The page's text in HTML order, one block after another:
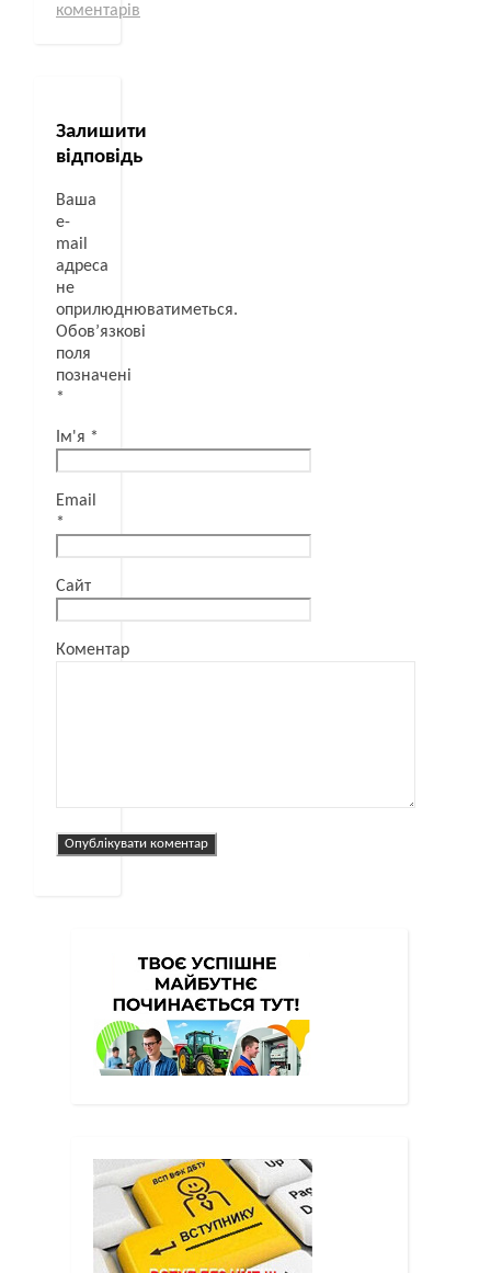
коментарів
Залишити
відповідь
Ваша
e-
mail
адреса
не
оприлюднюватиметься.
Обов’язкові
поля
позначені
*
Ім'я *
Email
*
Сайт
Коментар